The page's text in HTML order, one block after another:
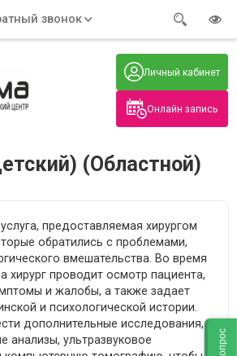
Онлайн запись
Личный кабинет
звонок
Часы работы: Телефон:
+7 (914) 579-77-99
Нажмите на номер, чтобы
позвонить
(Областной)
предоставляемая хирургом
обратились с проблемами,
вмешательства. Во время
хирург проводит осмотр пациента,
и жалобы, а также задает
и психологической истории.
дополнительные исследования,
анализы, ультразвуковое